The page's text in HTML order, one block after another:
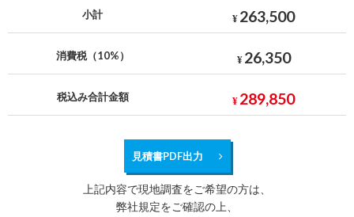
小計 ¥ 263,500
消費税（10%） ¥ 26,350
税込み合計金額 ¥ 289,850
見積書PDF出力
上記内容で現地調査をご希望の方は、
弊社規定をご確認の上、